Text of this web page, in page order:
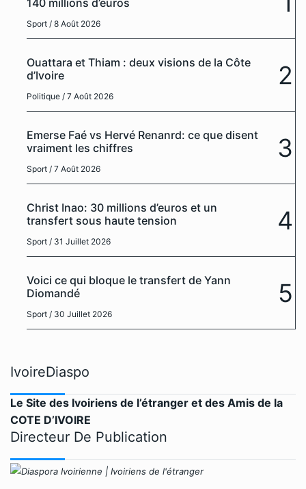
140 millions d’euros
Sport / 8 Août 2026
Ouattara et Thiam : deux visions de la Côte
d’Ivoire
Politique / 7 Août 2026
2
Emerse Faé vs Hervé Renanrd: ce que disent
vraiment les chiffres
Sport / 7 Août 2026
3
Christ Inao: 30 millions d’euros et un
transfert sous haute tension
Sport / 31 Juillet 2026
4
Voici ce qui bloque le transfert de Yann
Diomandé
Sport / 30 Juillet 2026
5
IvoireDiaspo
Le Site des Ivoiriens de l’étranger et des Amis de la
COTE D’IVOIRE
Directeur De Publication